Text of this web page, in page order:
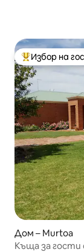
Най-Избор на
Дом – Murtoa
Къща за